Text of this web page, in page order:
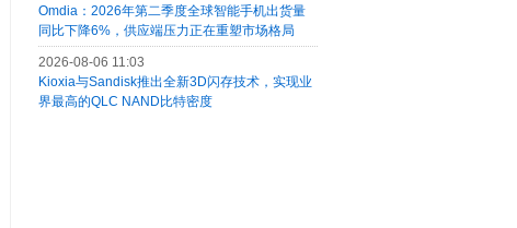
Omdia：2026年第二季度全球智能手机出货量
同比下降6%，供应端压力正在重塑市场格局
2026-08-06 11:03
Kioxia与Sandisk推出全新3D闪存技术，实现业
界最高的QLC NAND比特密度